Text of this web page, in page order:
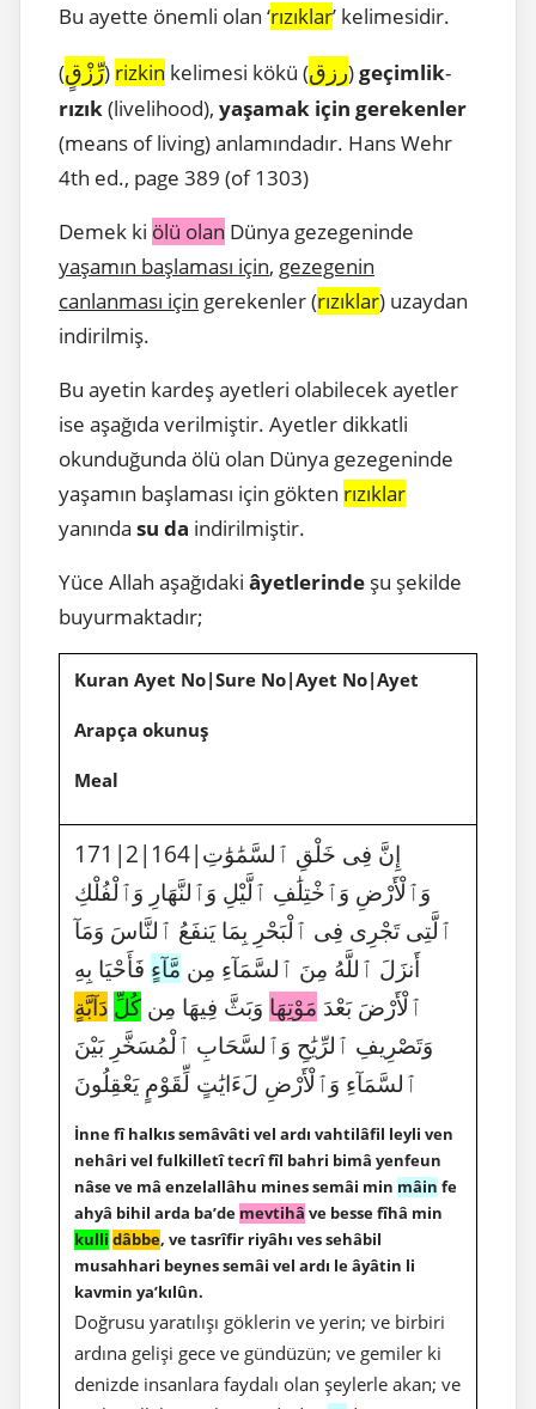
Bu ayette önemli olan ‘rızıklar’ kelimesidir.
(رِّزْقٍ) rizkin kelimesi kökü (رزق)geçimlik-
rızık(livelihood), yaşamak için gerekenler
(means of living) anlamındadır. Hans Wehr
4th ed., page 389 (of 1303)
Demek ki ölü olan Dünya gezegeninde
yaşamın başlaması için, gezegenin
canlanması için gerekenler (rızıklar) uzaydan
indirilmiş.
Bu ayetin kardeş ayetleri olabilecek ayetler
ise aşağıda verilmiştir. Ayetler dikkatli
okunduğunda ölü olan Dünya gezegeninde
yaşamın başlaması için gökten rızıklar
yanında su da indirilmiştir.
Yüce Allah aşağıdaki âyetlerinde şu şekilde
buyurmaktadır;
Kuran Ayet No|Sure No|Ayet No|Ayet
Arapça okunuş
Meal
171|2|164|إِنَّ فِى خَلْقِ ٱلسَّمَٰوَٰتِ
وَٱلْأَرْضِ وَٱخْتِلَٰفِ ٱلَّيْلِ وَٱلنَّهَارِ وَٱلْفُلْكِ
ٱلَّتِى تَجْرِى فِى ٱلْبَحْرِ بِمَا يَنفَعُ ٱلنَّاسَ وَمَآ
أَنزَلَ ٱللَّهُ مِنَ ٱلسَّمَآءِ مِن مَّآءٍ فَأَحْيَا بِهِ
ٱلْأَرْضَ بَعْدَ مَوْتِهَا وَبَثَّ فِيهَا مِن كُلِّ دَآبَّةٍ
وَتَصْرِيفِ ٱلرِّيَٰحِ وَٱلسَّحَابِ ٱلْمُسَخَّرِ بَيْنَ
ٱلسَّمَآءِ وَٱلْأَرْضِ لَءَايَٰتٍ لِّقَوْمٍ يَعْقِلُونَ
İnne fî halkıs semâvâti vel ardı vahtilâfil leyli ven
nehâri vel fulkilletî tecrî fîl bahri bimâ yenfeun
nâse ve mâ enzelallâhu mines semâi min mâin fe
ahyâ bihil arda ba’de mevtihâ ve besse fîhâ min
kulli dâbbe, ve tasrîfir riyâhı ves sehâbil
musahhari beynes semâi vel ardı le âyâtin li
kavmin ya’kılûn.
Doğrusu yaratılışı göklerin ve yerin; ve birbiri
ardına gelişi gece ve gündüzün; ve gemiler ki
denizde insanlara faydalı olan şeylerle akan; ve